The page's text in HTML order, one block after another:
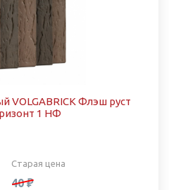
VOLGABRICK Флэш руст
1 НФ
Старая цена
40 ₽